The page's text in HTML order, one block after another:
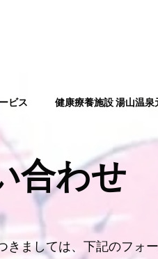
ビス 健康療養施設 湯山温泉
合わせ
ましては、下記のフォ